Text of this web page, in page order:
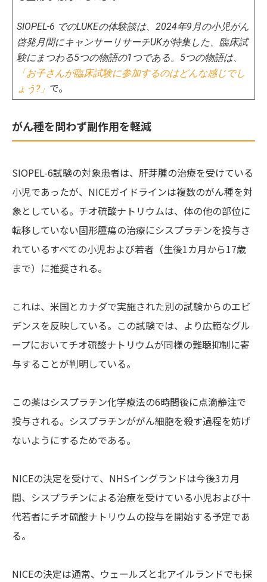
SIOPEL-6 でのLUKEの体験談は、2024年9月の小児がん
啓発月間にキャンサーリサーチUKが特集した、臨床試
験にまつわる5つの物語の1つである。5つの物語は、
「お子さんが臨床試験に参加するのはどんな感じでし
ょう?」 で。
がん種を問わず副作用を軽減
SIOPEL-6試験の対象患者は、肝芽腫の治療を受けている
小児であったが、NICEガイドラインは複数のがん種を対
象としている。チオ硫酸ナトリウムは、体の他の部位に
転移していない固形腫瘍の治療にシスプラチンを投与さ
れているすべての小児および若者（生後1カ月から17歳
まで）に推奨される。
これは、米国とカナダで実施された別の試験からのエビ
デンスを反映している。この試験では、より広範なグル
ープにおいてチオ硫酸ナトリウムが同様の難聴抑制に寄
与することが判明している。
この薬はシスプラチン化学療法の6時間後に点滴静注で
投与される。シスプラチンががん細胞を殺す過程を妨げ
ないようにするためである。
NICEの決定を受けて、NHSイングランドは今後3カ月
間、シスプラチンによる治療を受けている小児および十
代若者にチオ硫酸ナトリウムの投与を開始する予定であ
る。
NICEの決定は通常、ウェールズと北アイルランドでも採